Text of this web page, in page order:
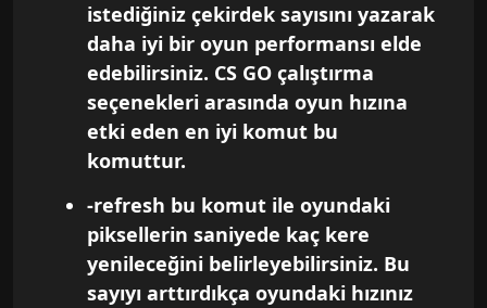
istediğiniz çekirdek sayısını yazarak
daha iyi bir oyun performansı elde
edebilirsiniz. CS GO çalıştırma
seçenekleri arasında oyun hızına
etki eden en iyi komut bu
komuttur.
-refresh bu komut ile oyundaki
piksellerin saniyede kaç kere
yenileceğini belirleyebilirsiniz. Bu
sayıyı arttırdıkça oyundaki hızınız